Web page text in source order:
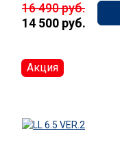
16 490 руб.
14 500 руб.
Акция